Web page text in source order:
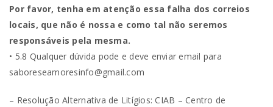
Por favor, tenha em atenção essa falha dos correios
locais, que não é nossa e como tal não seremos
responsáveis pela mesma.
• 5.8 Qualquer dúvida pode e deve enviar email para
saboreseamoresinfo@gmail.com
– Resolução Alternativa de Litígios: CIAB – Centro de